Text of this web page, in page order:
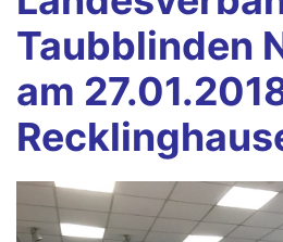
Taubblinden
am